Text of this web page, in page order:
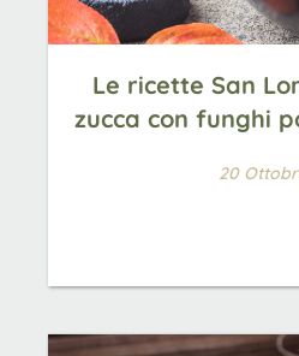
Le ricette San
zucca con funghi
20